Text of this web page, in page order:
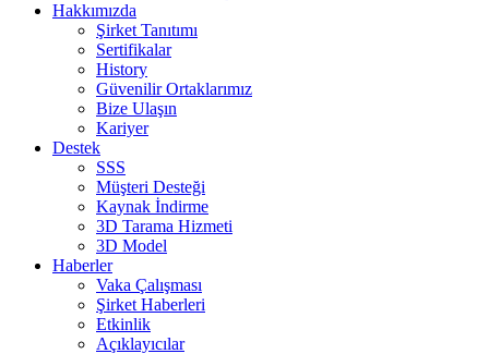
Hakkımızda
Şirket Tanıtımı
Sertifikalar
History
Güvenilir Ortaklarımız
Bize Ulaşın
Kariyer
Destek
SSS
Müşteri Desteği
Kaynak İndirme
3D Tarama Hizmeti
3D Model
Haberler
Vaka Çalışması
Şirket Haberleri
Etkinlik
Açıklayıcılar